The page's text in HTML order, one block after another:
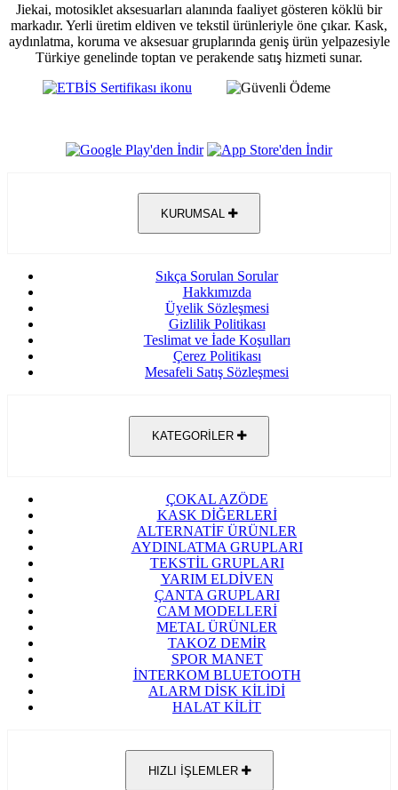
Jiekai, motosiklet aksesuarları alanında faaliyet gösteren köklü bir
markadır. Yerli üretim eldiven ve tekstil ürünleriyle öne çıkar. Kask,
aydınlatma, koruma ve aksesuar gruplarında geniş ürün yelpazesiyle
Türkiye genelinde toptan ve perakende satış hizmeti sunar.
KURUMSAL
Sıkça Sorulan Sorular
Hakkımızda
Üyelik Sözleşmesi
Gizlilik Politikası
Teslimat ve İade Koşulları
Çerez Politikası
Mesafeli Satış Sözleşmesi
KATEGORİLER
ÇOKAL AZÖDE
KASK DİĞERLERİ
ALTERNATİF ÜRÜNLER
AYDINLATMA GRUPLARI
TEKSTİL GRUPLARI
YARIM ELDİVEN
ÇANTA GRUPLARI
CAM MODELLERİ
METAL ÜRÜNLER
TAKOZ DEMİR
SPOR MANET
İNTERKOM BLUETOOTH
ALARM DİSK KİLİDİ
HALAT KİLİT
HIZLI İŞLEMLER